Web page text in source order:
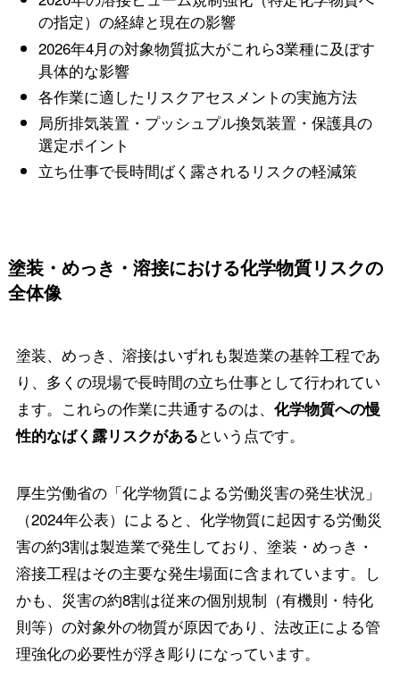
の指定）の経緯と現在の影響
2026年4月の対象物質拡大がこれら3業種に及ぼす
具体的な影響
各作業に適したリスクアセスメントの実施方法
局所排気装置・プッシュプル換気装置・保護具の
選定ポイント
立ち仕事で長時間ばく露されるリスクの軽減策
塗装・めっき・溶接における化学物質リスクの
全体像
塗装、めっき、溶接はいずれも製造業の基幹工程であ
り、多くの現場で長時間の立ち仕事として行われてい
ます。これらの作業に共通するのは、 化学物質への慢
性的なばく露リスクがあるという点です。
厚生労働省の「化学物質による労働災害の発生状況」
（2024年公表）によると、化学物質に起因する労働災
害の約3割は製造業で発生しており、塗装・めっき・
溶接工程はその主要な発生場面に含まれています。し
かも、災害の約8割は従来の個別規制（有機則・特化
則等）の対象外の物質が原因であり、法改正による管
理強化の必要性が浮き彫りになっています。